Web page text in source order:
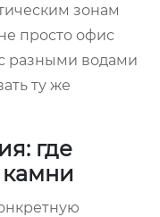
зонам
просто офис
разными водами
ту же
где